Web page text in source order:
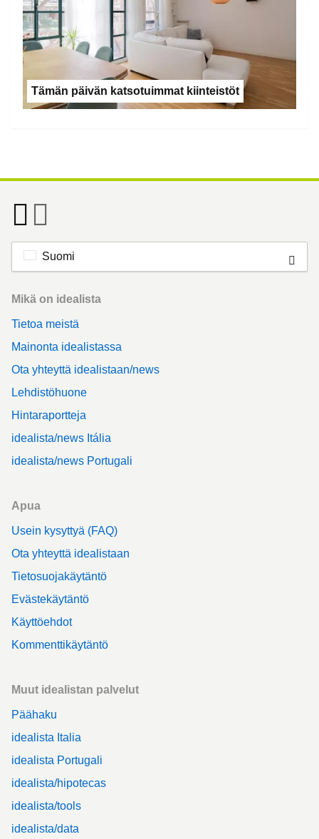
Tämän päivän katsotuimmat kiinteistöt
Suomi
Footer
Mikä on idealista
Tietoa meistä
Mainonta idealistassa
Ota yhteyttä idealistaan/news
Lehdistöhuone
Hintaraportteja
idealista/news Itália
idealista/news Portugali
Apua
Usein kysyttyä (FAQ)
Ota yhteyttä idealistaan
Tietosuojakäytäntö
Evästekäytäntö
Käyttöehdot
Kommenttikäytäntö
Muut idealistan palvelut
Päähaku
idealista Italia
idealista Portugali
idealista/hipotecas
idealista/tools
idealista/data